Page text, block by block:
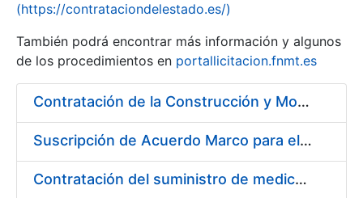
(https://contrataciondelestado.es/)
También podrá encontrar más información y algunos
de los procedimientos en portallicitacion.fnmt.es
Contratación de la Construcción y Montaje de un Espacio Demo Interactivo (EDI) en una sala del Museo de la Fábrica Nacional de Moneda y Timbre-Real Casa de la Moneda en Madrid
Suscripción de Acuerdo Marco para el Servicio de Visitas a Oficinas de Registro FNMT-RCM
Contratación del suministro de medicamentos, vacunas y demás especialidades farmacéuticas de la FNMT-RCM